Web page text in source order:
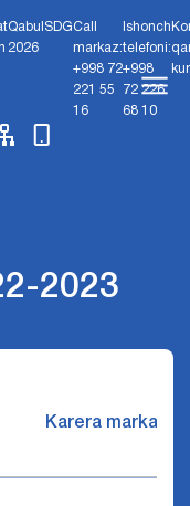
Qabul
2026
SDGCall
markaz:
+998 72
221 55
16
Ishonch
telefoni:
+998
72 226
68 10
2023
Karera markazi